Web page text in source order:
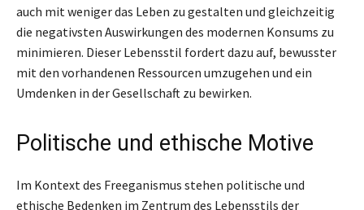
auch mit weniger das Leben zu gestalten und gleichzeitig
die negativsten Auswirkungen des modernen Konsums zu
minimieren. Dieser Lebensstil fordert dazu auf, bewusster
mit den vorhandenen Ressourcen umzugehen und ein
Umdenken in der Gesellschaft zu bewirken.
Politische und ethische Motive
Im Kontext des Freeganismus stehen politische und
ethische Bedenken im Zentrum des Lebensstils der